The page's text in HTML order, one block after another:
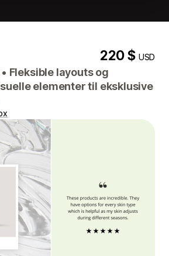
220 $USD
• Fleksible layouts og
elementer til eksklusive